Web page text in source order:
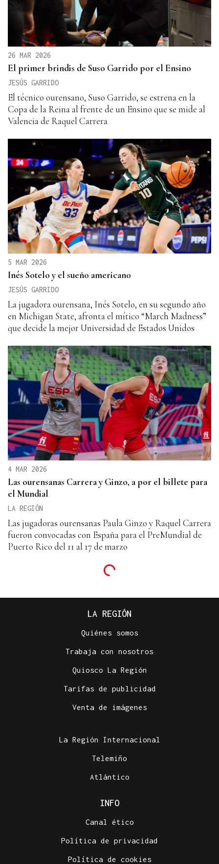
26 MAR 2026
El primer brindis de Suso Garrido por el Ensino
JESÚS GARRIDO
El técnico ourensano, Suso Garrido, se estrena en la
Copa de la Reina al frente de un Ensino que se mide al
Valencia de Raquel Carrera
5 MAR 2026
Inés Sotelo y el sueño americano
JESÚS GARRIDO
La jugadora ourensana, Inés Sotelo, en su segundo año
en Michigan State, afronta el mítico “March Madness”
que decide la mejor Universidad de Estados Unidos
4 MAR 2026
Las ourensanas Carrera y Ginzo, a por el billete para
el Mundial
LA REGIÓN
Las jugadoras ourensanas Paula Ginzo y Raquel Carrera
fueron convocadas con España para el PreMundial de
Puerto Rico del 11 al 17 de marzo
LA REGIÓN
Quiénes somos
Trabaja con nosotros
Quiosco La Región
Tarifas de publicidad
Venta de imágenes
La Región Internacional
Telemiño
Atlántico
INFO
Canal ético
Política de privacidad
Política de cookies